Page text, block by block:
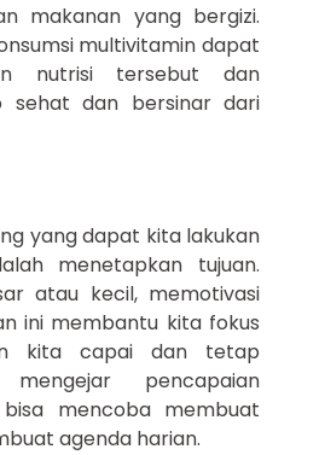
makanan yang bergizi.
multivitamin dapat
nutrisi tersebut dan
sehat dan bersinar dari
yang dapat kita lakukan
menetapkan tujuan.
atau kecil, memotivasi
ini membantu kita fokus
kita capai dan tetap
pencapaian
mencoba membuat
agenda harian.